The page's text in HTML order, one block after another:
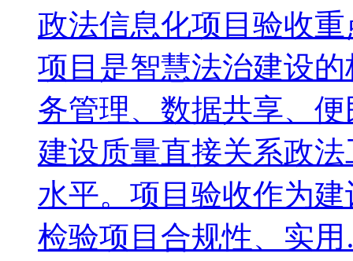
政法信息化项目验收
项目是智慧法治建设
务管理、数据共享、
建设质量直接关系政
水平。项目验收作为
检验项目合规性、实